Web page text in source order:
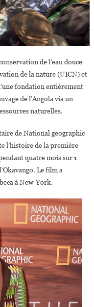
de l’eau douce
de la nature (UICN) et
fondation entièrement
de l’Angola via un
naturelles.
de National geographic
l’histoire de la première
quatre mois sur 1
Le film a
à New-York.